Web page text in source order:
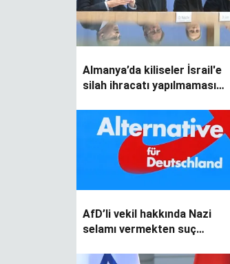
Almanya’da kiliseler İsrail'e
silah ihracatı yapılmaması
AfD’li vekil hakkında Nazi
selamı vermekten suç